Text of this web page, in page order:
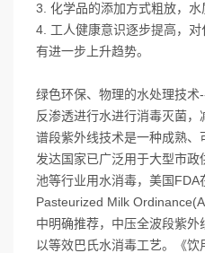
3. 化学品的添加方式粗放，水
4. 工人健康意识逐步提高，
有进一步上升趋势。
绿色环保、物理的水处理技
反渗透进行水进行消毒灭菌
谱段紫外线技术是一种成熟
发达国家已广泛用于大型市
池等行业用水消毒，美国FDA
Pasteurized Milk
中明确推荐，中压全波段紫
以等效巴氏水消毒工艺。《